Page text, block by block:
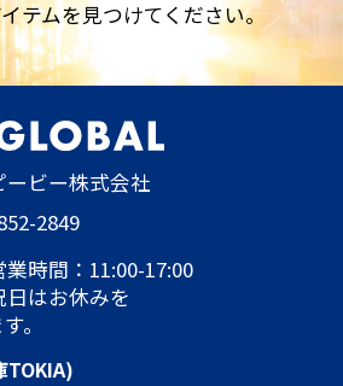
テムを見つけてください。
ビー株式会社
2849
時間：11:00-17:00
はお休みを
。
TOKIA)